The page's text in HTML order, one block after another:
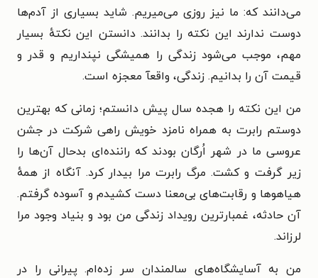
می‌دانند که: ما نیز روزی می‌میریم. شاید بسیاری از آدم‌ها
دوست ندارند این نکته را بدانند. دانستن این نکتهٔ بسیار
مهم، موجب می‌شود زندگی را همیشگی نپنداریم و قدر و
قیمت آن را بدانیم. زندگی، واقعآ معجزه است.
من این نکته را هجده سال پیش دانستم؛ زمانی که بهترین
دوستم رابرت به همراه نامزد خویش راهی شرکت در جشن
عروسی ما در شهر اُرگان بودند که راننده‌ای بدحال آن‌ها را
زیر گرفت و کشت. مرگ رابرت مرا بیدار کرد. آنگاه از همهٔ
هیاهوها و رقابت‌های بی‌معنا دست کشیدم و آسوده گرفتم.
آن حادثه، غمبارترین رویداد زندگی من بود و بنیاد وجود مرا
لرزاند.
من به آسایشگاه‌های سالمندان سر زده‌ام. پیرانی را در